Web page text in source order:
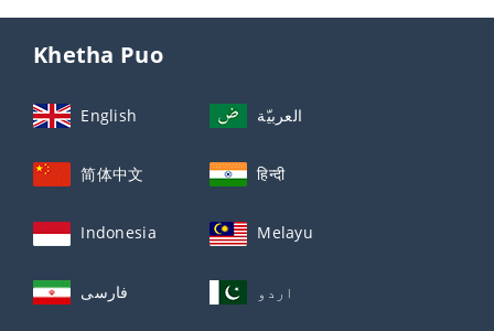
Khetha Puo
English العربيّة
简体中文 हिन्दी
Indonesia Melayu
فارسی اردو